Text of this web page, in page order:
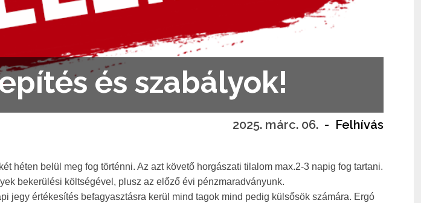
és szabályok!
2025. márc. 06. - Felhívás
héten belül meg fog történni. Az azt követő horgászati tilalom max.2-3 napig fog tartani.
bekerülési költségével, plusz az előző évi pénzmaradványunk.
jegy értékesítés befagyasztásra kerül mind tagok mind pedig külsősök számára. Ergó